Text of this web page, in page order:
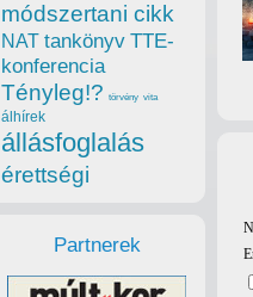
módszertani cikk
NAT tankönyv TTE-
konferencia
Tényleg!? törvény vita
álhírek
állásfoglalás
érettségi
Partnerek